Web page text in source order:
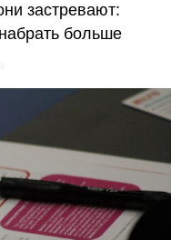
застревают:
больше